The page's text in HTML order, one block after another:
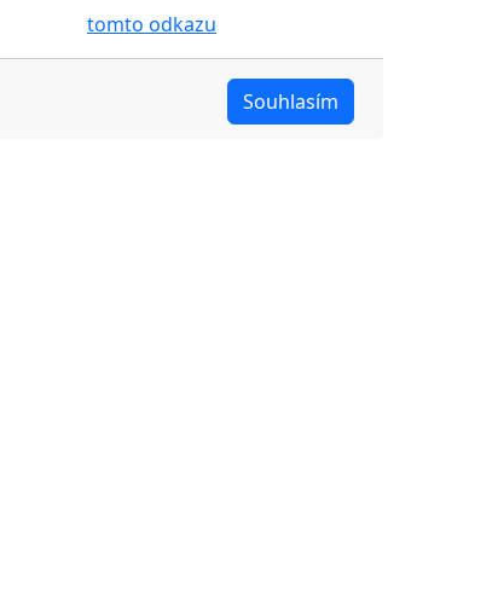
osobních údajů
tomto odkazu
Souhlasím